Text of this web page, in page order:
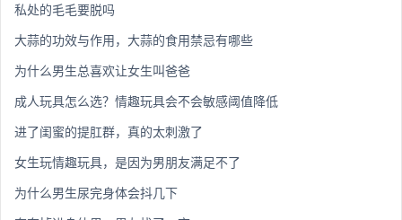
私处的毛毛要脱吗
大蒜的功效与作用，大蒜的食用禁忌有哪些
为什么男生总喜欢让女生叫爸爸
成人玩具怎么选？情趣玩具会不会敏感阈值降低
进了闺蜜的提肛群，真的太刺激了
女生玩情趣玩具，是因为男朋友满足不了
为什么男生尿完身体会抖几下